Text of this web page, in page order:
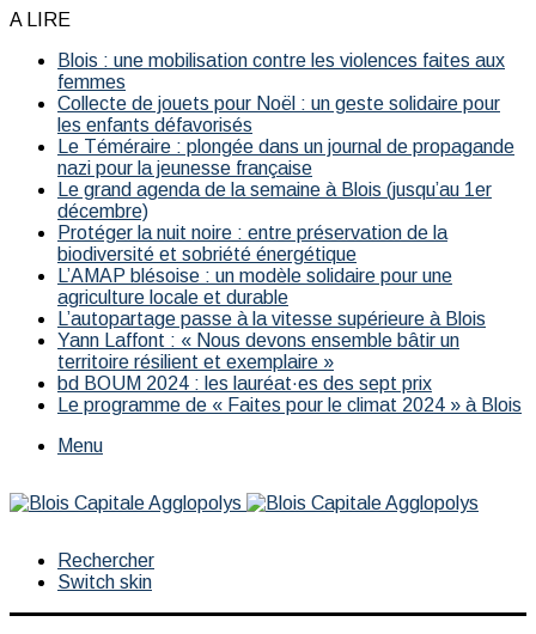
A LIRE
Blois : une mobilisation contre les violences faites aux
femmes
Collecte de jouets pour Noël : un geste solidaire pour
les enfants défavorisés
Le Téméraire : plongée dans un journal de propagande
nazi pour la jeunesse française
Le grand agenda de la semaine à Blois (jusqu’au 1er
décembre)
Protéger la nuit noire : entre préservation de la
biodiversité et sobriété énergétique
L’AMAP blésoise : un modèle solidaire pour une
agriculture locale et durable
L’autopartage passe à la vitesse supérieure à Blois
Yann Laffont : « Nous devons ensemble bâtir un
territoire résilient et exemplaire »
bd BOUM 2024 : les lauréat·es des sept prix
Le programme de « Faites pour le climat 2024 » à Blois
Menu
Rechercher
Switch skin